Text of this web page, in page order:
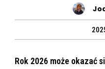
Rok 2026 może okazać